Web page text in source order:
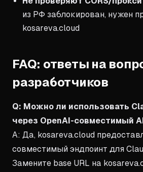
из РФ заблокирован, нужен
kosareva.cloud
FAQ: ответы на
разработчиков
Q: Можно ли использовать
через OpenAI-совместимый
A: Да, kosareva.cloud
совместимый эндпоинт для
Замените base URL на